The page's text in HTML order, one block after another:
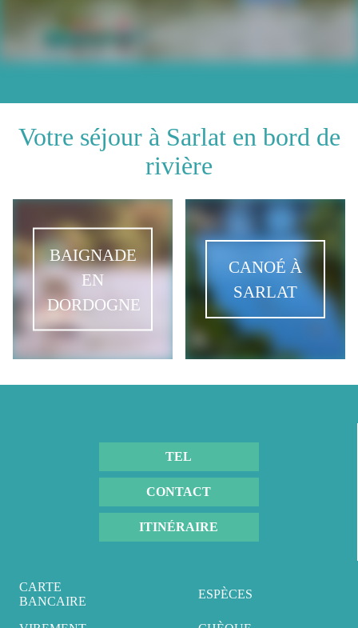
Votre séjour à Sarlat en bord de
rivière
BAIGNADE
EN
DORDOGNE
CANOÉ À
SARLAT
TEL
CONTACT
ITINÉRAIRE
CARTE
BANCAIRE
ESPÈCES